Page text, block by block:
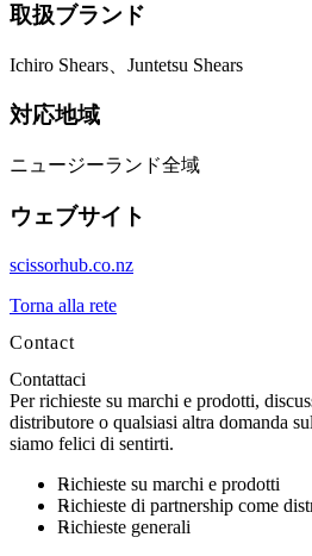
取扱ブランド
Ichiro Shears、Juntetsu Shears
対応地域
ニュージーランド全域
ウェブサイト
scissorhub.co.nz
Torna alla rete
Contact
Contattaci
Per richieste su marchi e prodotti,
distributore o qualsiasi altra domanda
siamo felici di sentirti.
Richieste su marchi e prodotti
Richieste di partnership come
Richieste generali